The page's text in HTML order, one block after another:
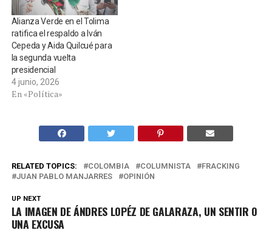
Alianza Verde en el Tolima
ratifica el respaldo a Iván
Cepeda y Aida Quilcué para
la segunda vuelta
presidencial
4 junio, 2026
En «Política»
RELATED TOPICS: COLOMBIA COLUMNISTA
FRACKING
JUAN PABLO MANJARRES
OPINIÓN
UP NEXT
LA IMAGEN DE ÁNDRES LOPÉZ DE GALARAZA, UN SENTIR O
UNA EXCUSA